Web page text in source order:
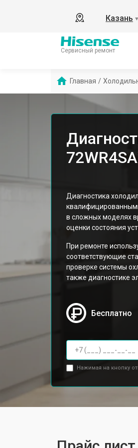
Казань ▼
Сервисный ремонт
Главная /
Диагностика
в сложных моделях
оценки состояния
При ремонте
соответствующие
проверке системы
также диагностике
Бесплатно
Нажимая на кнопку